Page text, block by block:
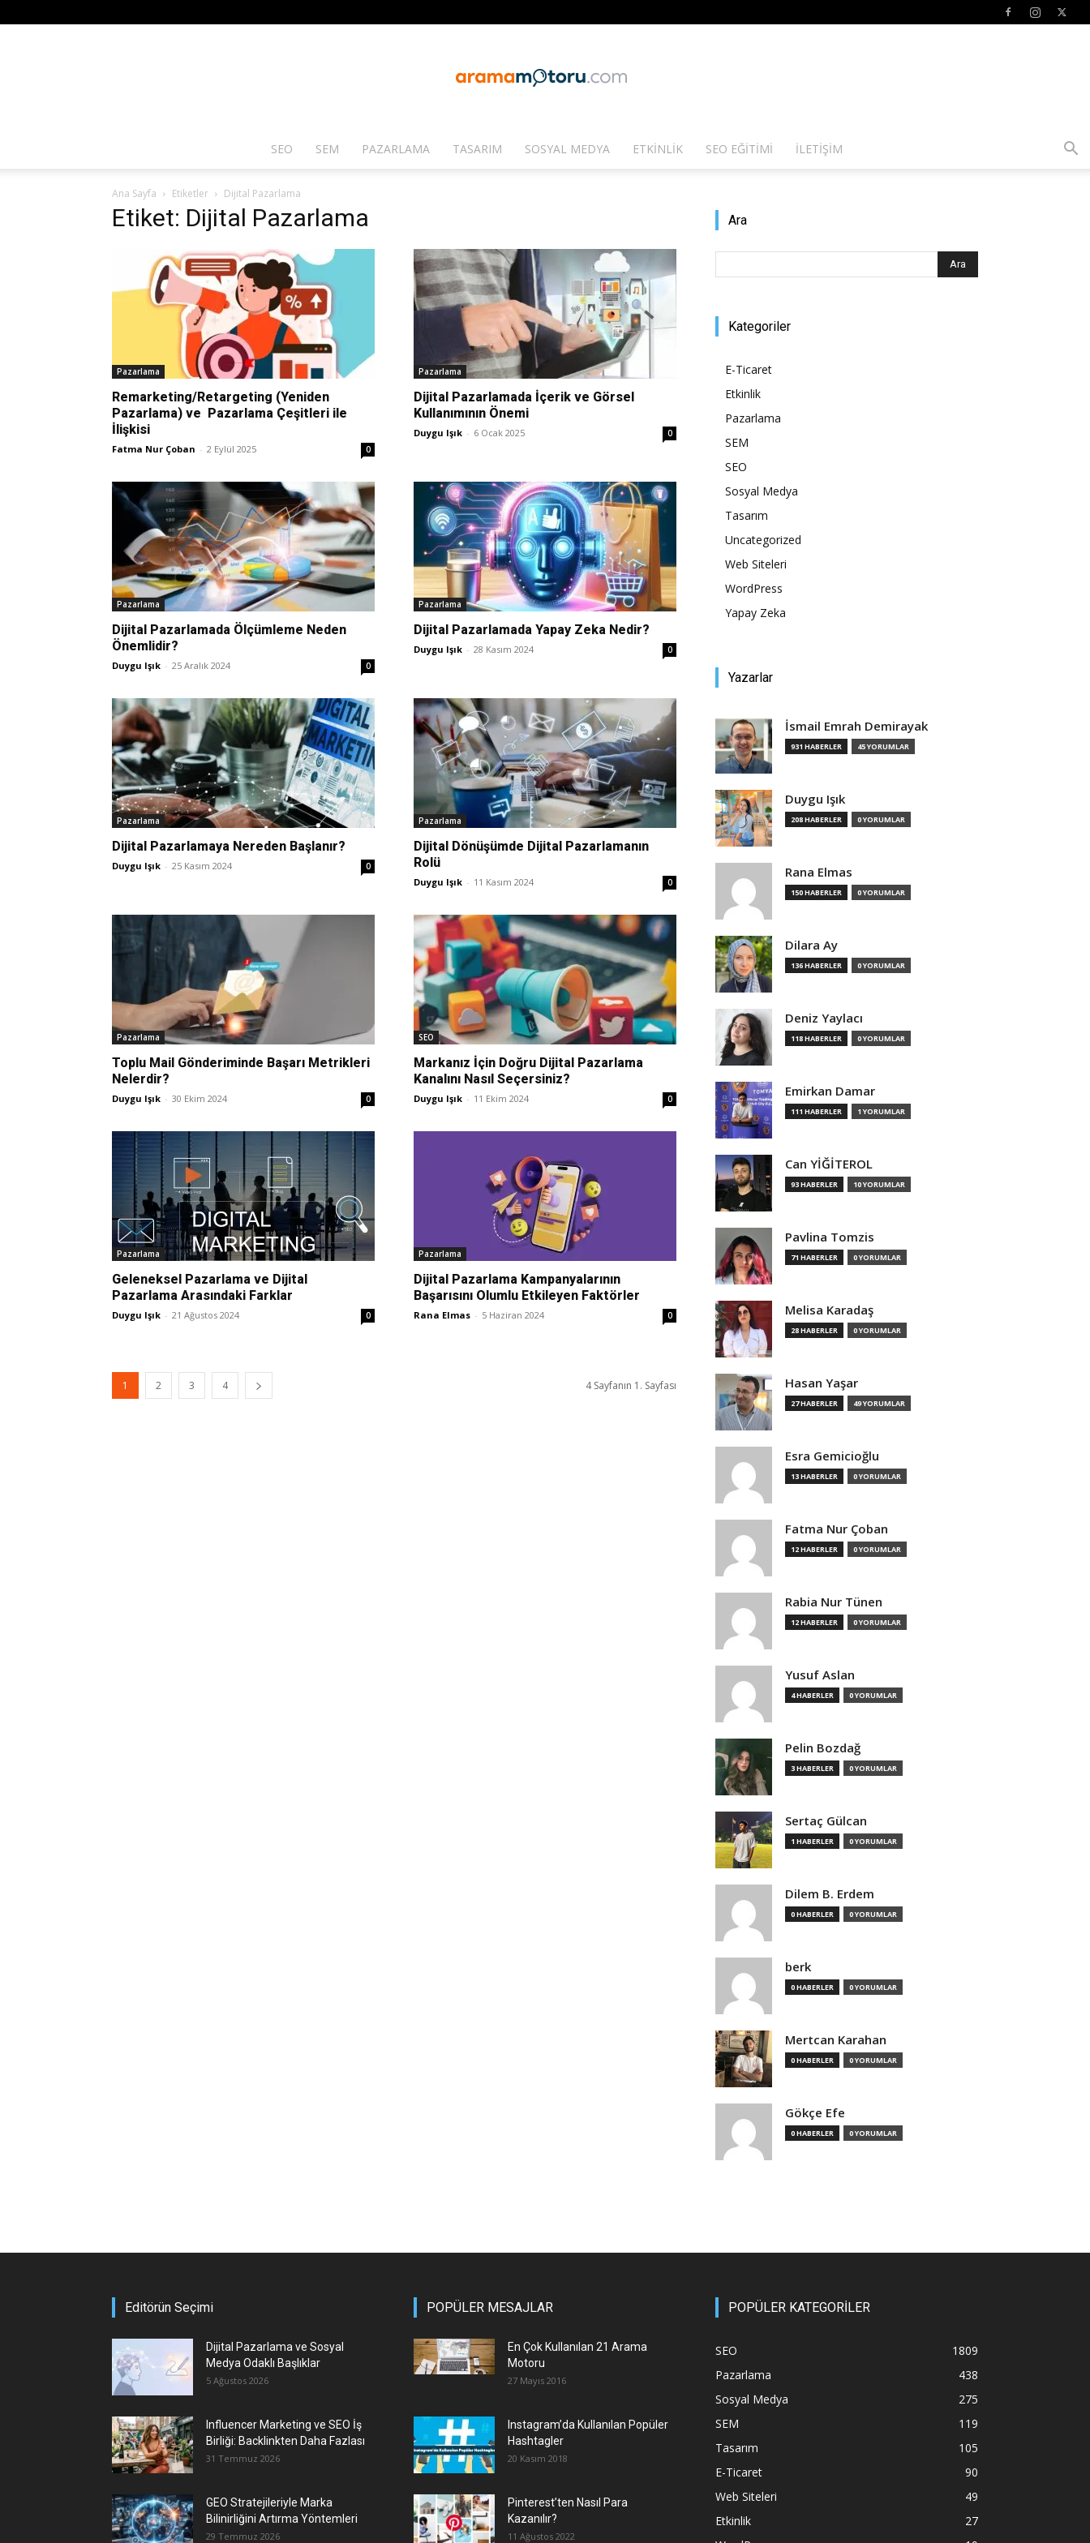
Arama
Optimizasyonu
Pazarlaması
SEO,
ASO,
UI/UX
SEO SEM PAZARLAMA TASARIM SOSYAL MEDYA ETKINLIK SEO EĞITIMI İLETIŞIM
Ana Sayfa Etiketler Dijital Pazarlama
Etiket: Dijital Pazarlama
Pazarlama
Remarketing/Retargeting (Yeniden
Pazarlama) ve Pazarlama Çeşitleri ile
İlişkisi
Fatma Nur Çoban - 2 Eylül 2025 0
Pazarlama
Dijital Pazarlamada İçerik ve Görsel
Kullanımının Önemi
Duygu Işık - 6 Ocak 2025 0
Pazarlama
Dijital Pazarlamada Ölçümleme Neden
Önemlidir?
Duygu Işık - 25 Aralık 2024 0
Pazarlama
Dijital Pazarlamada Yapay Zeka Nedir?
Duygu Işık - 28 Kasım 2024 0
Pazarlama
Dijital Pazarlamaya Nereden Başlanır?
Duygu Işık - 25 Kasım 2024 0
Pazarlama
Dijital Dönüşümde Dijital Pazarlamanın
Rolü
Duygu Işık - 11 Kasım 2024 0
Pazarlama
Toplu Mail Gönderiminde Başarı Metrikleri
Nelerdir?
Duygu Işık - 30 Ekim 2024 0
SEO
Markanız İçin Doğru Dijital Pazarlama
Kanalını Nasıl Seçersiniz?
Duygu Işık - 11 Ekim 2024 0
Pazarlama
Geleneksel Pazarlama ve Dijital
Pazarlama Arasındaki Farklar
Duygu Işık - 21 Ağustos 2024 0
Pazarlama
Dijital Pazarlama Kampanyalarının
Başarısını Olumlu Etkileyen Faktörler
Rana Elmas - 5 Haziran 2024 0
1 2 3 4 4 Sayfanın 1. Sayfası
Ara
Kategoriler
E-Ticaret
Etkinlik
Pazarlama
SEM
SEO
Sosyal Medya
Tasarım
Uncategorized
Web Siteleri
WordPress
Yapay Zeka
Yazarlar
İsmail Emrah Demirayak
931 HABERLER 45 YORUMLAR
Duygu Işık
208 HABERLER 0 YORUMLAR
Rana Elmas
150 HABERLER 0 YORUMLAR
Dilara Ay
136 HABERLER 0 YORUMLAR
Deniz Yaylacı
118 HABERLER 0 YORUMLAR
Emirkan Damar
111 HABERLER 1 YORUMLAR
Can YİĞİTEROL
93 HABERLER 10 YORUMLAR
Pavlina Tomzis
71 HABERLER 0 YORUMLAR
Melisa Karadaş
28 HABERLER 0 YORUMLAR
Hasan Yaşar
27 HABERLER 49 YORUMLAR
Esra Gemicioğlu
13 HABERLER 0 YORUMLAR
Fatma Nur Çoban
12 HABERLER 0 YORUMLAR
Rabia Nur Tünen
12 HABERLER 0 YORUMLAR
Yusuf Aslan
4 HABERLER 0 YORUMLAR
Pelin Bozdağ
3 HABERLER 0 YORUMLAR
Sertaç Gülcan
1 HABERLER 0 YORUMLAR
Dilem B. Erdem
0 HABERLER 0 YORUMLAR
berk
0 HABERLER 0 YORUMLAR
Mertcan Karahan
0 HABERLER 0 YORUMLAR
Gökçe Efe
0 HABERLER 0 YORUMLAR
Editörün Seçimi
Dijital Pazarlama ve Sosyal
Medya Odaklı Başlıklar
5 Ağustos 2026
Influencer Marketing ve SEO İş
Birliği: Backlinkten Daha Fazlası
31 Temmuz 2026
GEO Stratejileriyle Marka
Bilinirliğini Artırma Yöntemleri
29 Temmuz 2026
POPÜLER MESAJLAR
En Çok Kullanılan 21 Arama
Motoru
27 Mayıs 2016
Instagram’da Kullanılan Popüler
Hashtagler
20 Kasım 2018
Pinterest’ten Nasıl Para
Kazanılır?
11 Ağustos 2022
POPÜLER KATEGORİLER
SEO
1809
Pazarlama
438
Sosyal Medya
275
SEM
119
Tasarım
105
E-Ticaret
90
Web Siteleri
49
Etkinlik
27